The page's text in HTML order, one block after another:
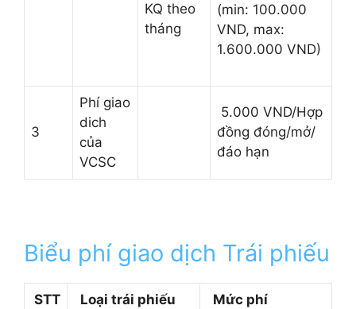
KQ theo
tháng
(min: 100.000
VND, max:
1.600.000 VND)
3
Phí giao
dich
của
VCSC
5.000 VND/Hợp
đồng đóng/mở/
đáo hạn
Biểu phí giao dịch Trái phiếu
STT Loại trái phiếu Mức phí